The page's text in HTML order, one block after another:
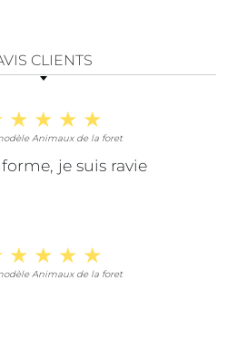
CLIENTS
Animaux de la foret
je suis ravie
Animaux de la foret